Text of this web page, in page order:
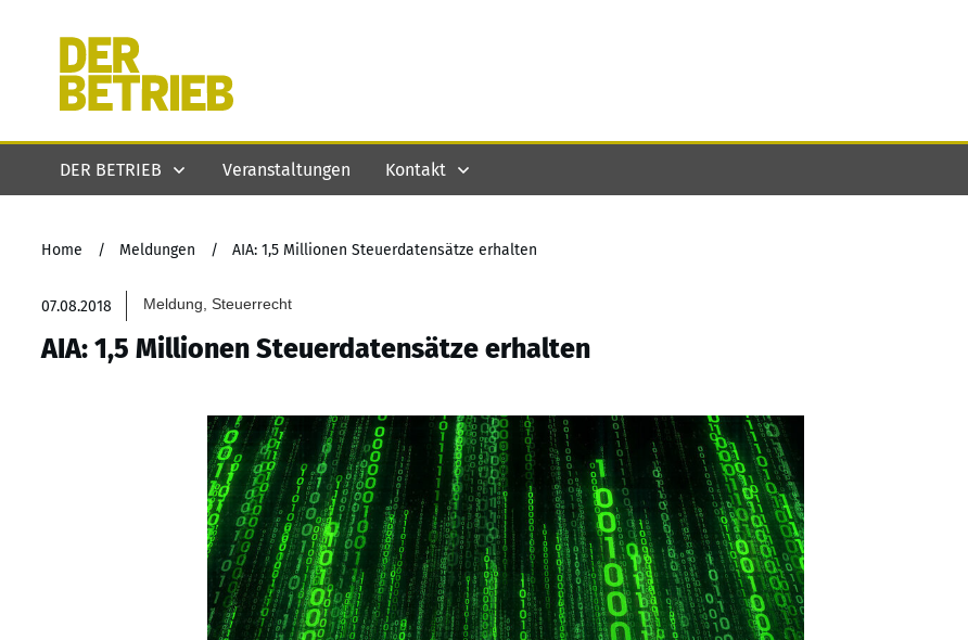
DER BETRIEB Veranstaltungen Kontakt
Home / Meldungen / AIA: 1,5 Millionen Steuerdatensätze erhalten
07.08.2018 Meldung, Steuerrecht
AIA: 1,5 Millionen Steuerdatensätze erhalten